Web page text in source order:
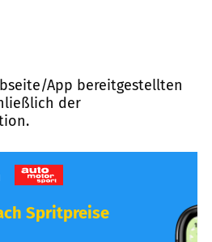
App bereitgestellten
der
Spritpreise